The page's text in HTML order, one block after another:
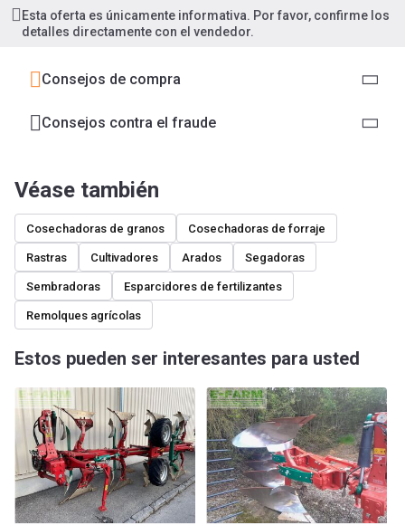
Esta oferta es únicamente informativa. Por favor, confirme los
detalles directamente con el vendedor.
Consejos de compra
Consejos contra el fraude
Véase también
Cosechadoras de granos Cosechadoras de forraje
Rastras Cultivadores Arados Segadoras
Sembradoras Esparcidores de fertilizantes
Remolques agrícolas
Estos pueden ser interesantes para usted